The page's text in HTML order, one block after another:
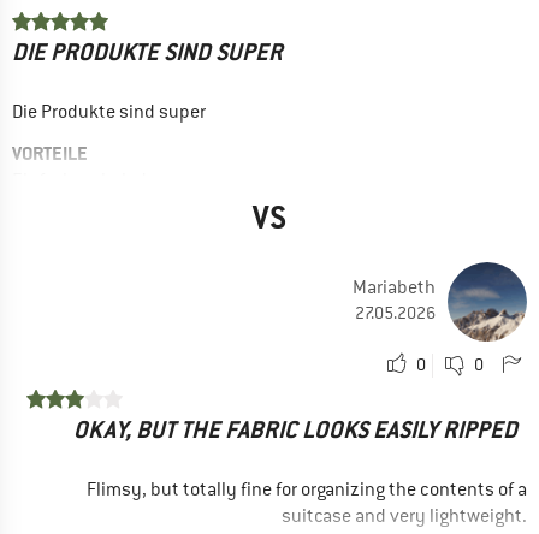
DIE PRODUKTE SIND SUPER
Die Produkte sind super
VORTEILE
Camping
Ja, ich würde das Produkt einem Freund empfehlen
VS
Mariabeth
27.05.2026
0 0
OKAY, BUT THE FABRIC LOOKS EASILY RIPPED
Flimsy, but totally fine for organizing the contents of a
suitcase and very lightweight.